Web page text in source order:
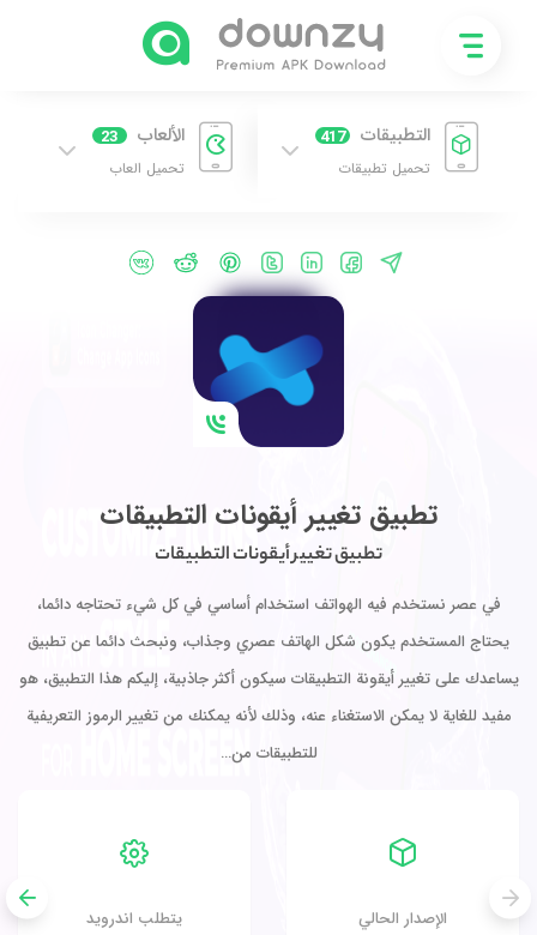
التطبيقات 417
تحميل تطبيقات
الألعاب 23
تحميل العاب
تطبيق تغيير أيقونات التطبيقات
تطبيق تغيير أيقونات التطبيقات
في عصر نستخدم فيه الهواتف استخدام أساسي في كل شيء تحتاجه دائما،
يحتاج المستخدم يكون شكل الهاتف عصري وجذاب، ونبحث دائما عن تطبيق
يساعدك على تغيير أيقونة التطبيقات سيكون أكثر جاذبية، إليكم هذا التطبيق، هو
مفيد للغاية لا يمكن الاستغناء عنه، وذلك لأنه يمكنك من تغيير الرموز التعريفية
للتطبيقات من…
الإصدار الحالي يتطلب اندرويد